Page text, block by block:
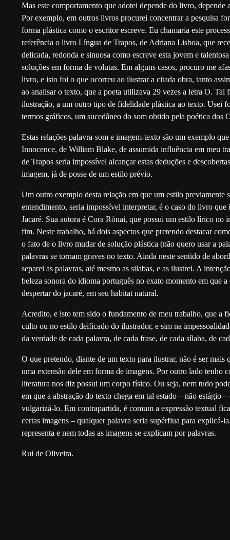
Mas este comportamento que adotei depende do livro, depende
Por exemplo, em outros livros procurei concentrar a pesquisa
forma plástica como o escritor escreve. Eu chamaria este
referência o livro Língua de Trapos, de Adriana Lisboa, que
delicada, redonda e sinuosa como escreve esta jovem e
soluções em forma de volutas. Em alguns casos, procuro me
livro, e isto foi o que ocorreu ao ilustrar a citada obra, tanto
ao analisar o texto, que a poeta utilizava 29 vezes a letra O. Tal
ilustração, a um outro tipo de fidelidade plástica ao texto. Usei
termos gráficos, um sucedâneo do som obtido pela poética dos
Estas relações palavra-som e imagem-texto são um exemplo
Innocence, de William Blake, de assumida influência em meu
de Trapos seria impossível alcançar estas deduções e
imagem, já de posse de um estilo prévio.
Um outro exemplo desta relação em que um estilo previamente
entendimento, seria impossível interpretar, é o caso do livro
Jacaré. Sua autora é Cora Rónai, que possui um estilo lírico
fim. Neste trabalho, há dois aspectos que pretendo destacar
o fato de o livro mudar de solução plástica (não quero usar a
palavras se tornam graves no texto. Ainda neste sentido de
separei as palavras, até mesmo as silabas, e as ilustrei. A
beleza sonora do idioma português no exato momento em que
despertar do jacaré, em seu habitat natural.
Acredito, e isto tem sido o fundamento de meu trabalho, que a
culto ou no estilo deificado do ilustrador, e sim na
da verdade de cada palavra, de cada frase, de cada sílaba, de
O que pretendo, diante de um texto para ilustrar, não é ser mais
uma extensão dele em forma de imagens. Por outro lado tenho
literatura nos diz possui um corpo físico. Ou seja, nem tudo
em que a abstração do texto chega em tal estado – não estágio
vulgarizá-lo. Em contrapartida, é comum a expressão textual
certas imagens – qualquer palavra seria supérflua para explicá-
representa e nem todas as imagens se explicam por palavras.
Rui de Oliveira.